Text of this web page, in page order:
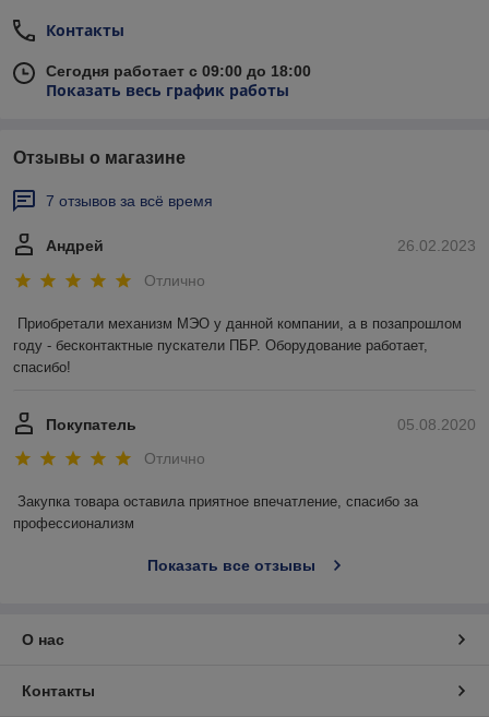
Контакты
Сегодня работает с 09:00 до 18:00
Показать весь график работы
Отзывы о магазине
7 отзывов за всё время
26.02.2023
Андрей
Отлично
Приобретали механизм МЭО у данной компании, а в позапрошлом
году - бесконтактные пускатели ПБР. Оборудование работает,
спасибо!
05.08.2020
Покупатель
Отлично
Закупка товара оставила приятное впечатление, спасибо за
профессионализм
Показать все отзывы
О нас
Контакты